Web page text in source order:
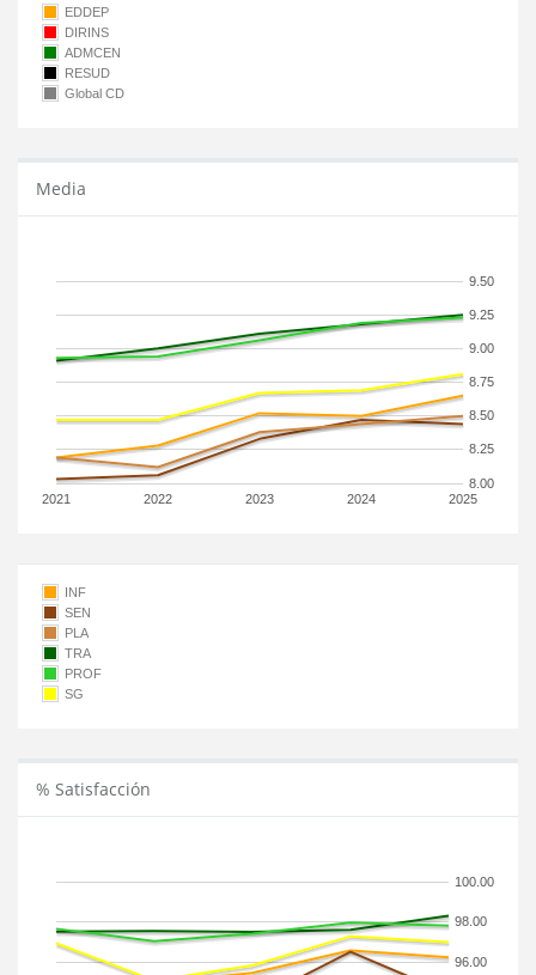
EDDEP
DIRINS
ADMCEN
RESUD
Global CD
Media
2021 2022 2023 2024 2025
8.00
8.25
8.50
8.75
9.00
9.25
9.50
INF
SEN
PLA
TRA
PROF
SG
% Satisfacción
96.00
98.00
100.00